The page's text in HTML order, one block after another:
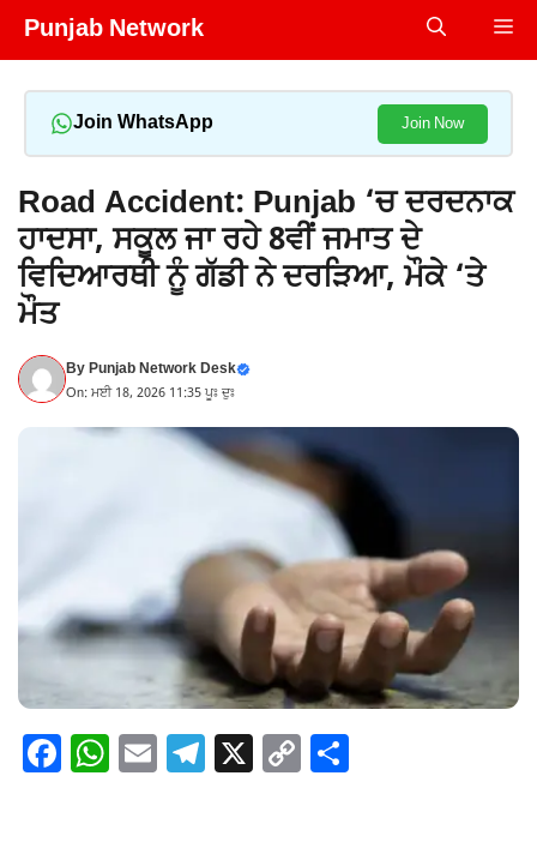
Skip
Punjab Network
Join WhatsApp Join Now
Road Accident: Punjab ‘ਚ ਦਰਦਨਾਕ
ਹਾਦਸਾ, ਸਕੂਲ ਜਾ ਰਹੇ 8ਵੀਂ ਜਮਾਤ ਦੇ
ਵਿਦਿਆਰਥੀ ਨੂੰ ਗੱਡੀ ਨੇ ਦਰੜਿਆ, ਮੌਕੇ ‘ਤੇ
ਮੌਤ
ByPunjab Network Desk
On: ਮਈ 18, 2026 11:35 ਪੂਃ ਦੁਃ
F W E T X C